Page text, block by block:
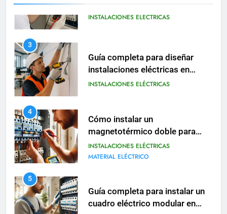
3
oficinas modernas
INSTALACIONES ELÉCTRICAS
4
circuitos monofásicos
INSTALACIONES ELÉCTRICAS
MATERIAL ELÉCTRICO
5
viviendas
INSTALACIONES ELÉCTRICAS